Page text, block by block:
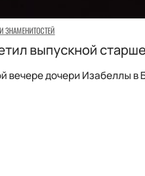
ЗНАМЕНИТОСТЕЙ
выпускной
вечере дочери Изабеллы в